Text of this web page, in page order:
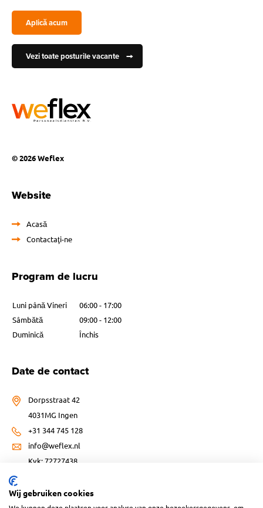
Aplică acum
Vezi toate posturile vacante
© 2026 Weflex
Website
Acasă
Contactaţi-ne
Program de lucru
Luni până Vineri
06:00 - 17:00
Sâmbătă
09:00 - 12:00
Duminică
Închis
Date de contact
Dorpsstraat 42
4031MG Ingen
+31 344 745 128
info@weflex.nl
Kvk: 72727438
Wij gebruiken cookies